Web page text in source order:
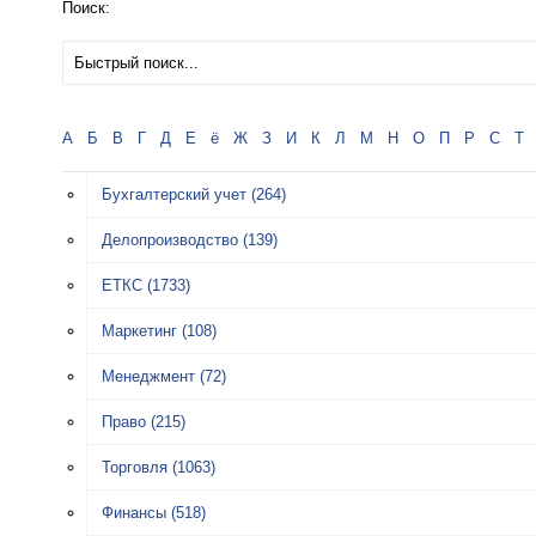
Поиск:
А Б В Г Д Е ё Ж З И К Л М Н О П Р С Т
Бухгалтерский учет (264)
Делопроизводство (139)
ЕТКС (1733)
Маркетинг (108)
Менеджмент (72)
Право (215)
Торговля (1063)
Финансы (518)